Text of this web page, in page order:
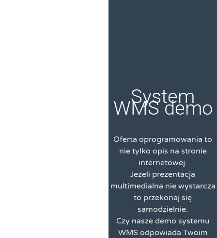
System
WMS demo
Oferta oprogramowania to
nie tylko opis na stronie
internetowej.
Jeżeli prezentacja
multimedialna nie wystarcza
to przekonaj się
samodzielnie.
Czy nasze demo systemu
WMS odpowiada Twoim